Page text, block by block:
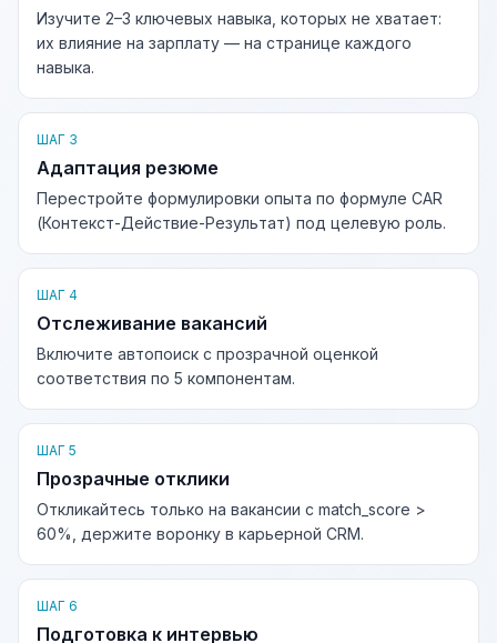
Изучите 2–3 ключевых навыка, которых не хватает:
их влияние на зарплату — на странице каждого
навыка.
ШАГ 3
Адаптация резюме
Перестройте формулировки опыта по формуле CAR
(Контекст-Действие-Результат) под целевую роль.
ШАГ 4
Отслеживание вакансий
Включите автопоиск с прозрачной оценкой
соответствия по 5 компонентам.
ШАГ 5
Прозрачные отклики
Откликайтесь только на вакансии с match_score >
60%, держите воронку в карьерной CRM.
ШАГ 6
Подготовка к интервью